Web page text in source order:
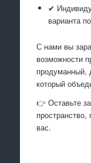
✔
варианта
С нами вы
возможности
продуманный,
который
👉 Оставьте
пространство,
вас.